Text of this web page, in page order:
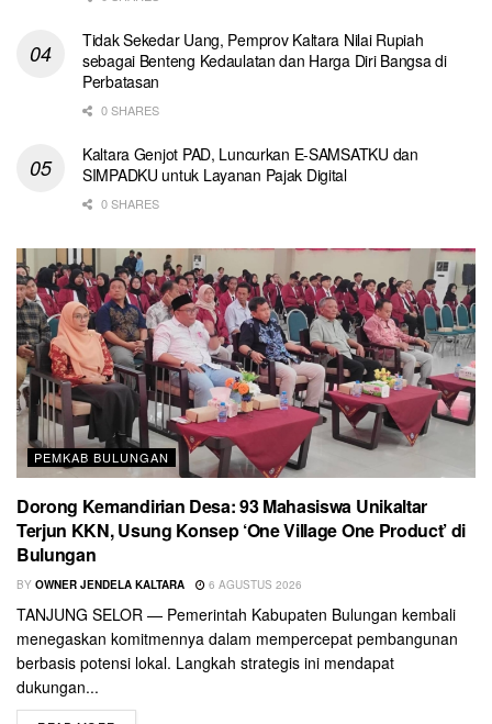
Tidak Sekedar Uang, Pemprov Kaltara Nilai Rupiah
sebagai Benteng Kedaulatan dan Harga Diri Bangsa di
Perbatasan
0 SHARES
Kaltara Genjot PAD, Luncurkan E-SAMSATKU dan
SIMPADKU untuk Layanan Pajak Digital
0 SHARES
PEMKAB BULUNGAN
Dorong Kemandirian Desa: 93 Mahasiswa Unikaltar
Terjun KKN, Usung Konsep ‘One Village One Product’ di
Bulungan
BY OWNER JENDELA KALTARA 6 AGUSTUS 2026
TANJUNG SELOR — Pemerintah Kabupaten Bulungan kembali
menegaskan komitmennya dalam mempercepat pembangunan
berbasis potensi lokal. Langkah strategis ini mendapat
dukungan...